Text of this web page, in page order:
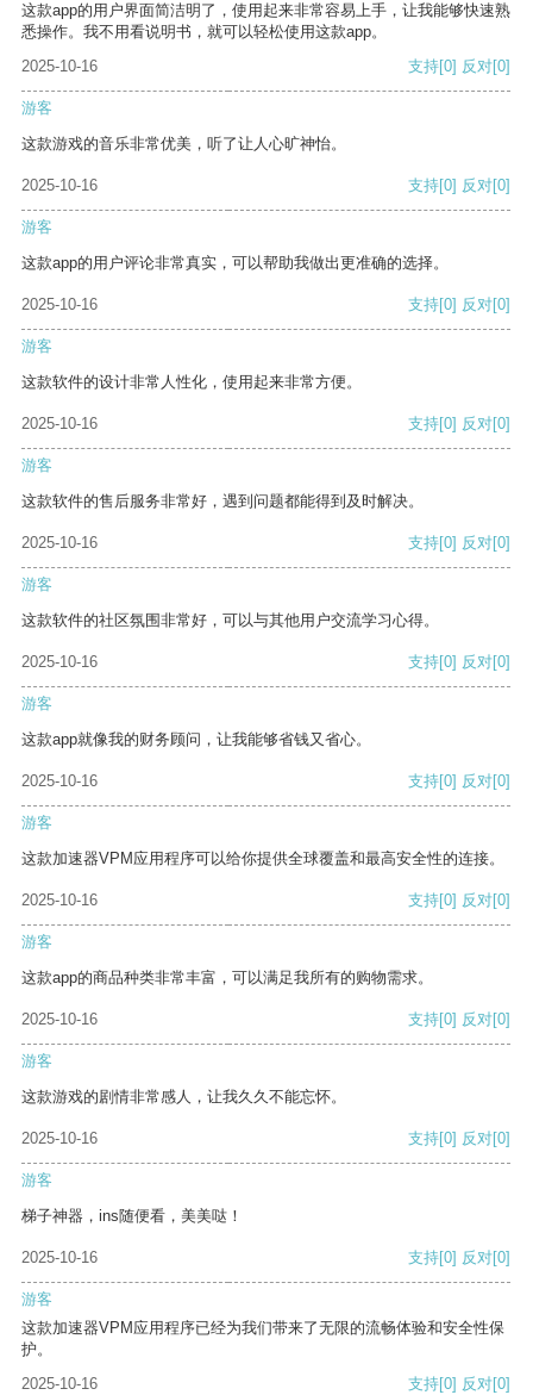
这款app的用户界面简洁明了，使用起来非常容易上手，让我能够快速熟
悉操作。我不用看说明书，就可以轻松使用这款app。
2025-10-16
支持[0] 反对[0]
游客
这款游戏的音乐非常优美，听了让人心旷神怡。
2025-10-16 支持[0] 反对[0]
游客
这款app的用户评论非常真实，可以帮助我做出更准确的选择。
2025-10-16 支持[0] 反对[0]
游客
这款软件的设计非常人性化，使用起来非常方便。
2025-10-16 支持[0] 反对[0]
游客
这款软件的售后服务非常好，遇到问题都能得到及时解决。
2025-10-16 支持[0] 反对[0]
游客
这款软件的社区氛围非常好，可以与其他用户交流学习心得。
2025-10-16 支持[0] 反对[0]
游客
这款app就像我的财务顾问，让我能够省钱又省心。
2025-10-16 支持[0] 反对[0]
游客
这款加速器VPM应用程序可以给你提供全球覆盖和最高安全性的连接。
2025-10-16 支持[0] 反对[0]
游客
这款app的商品种类非常丰富，可以满足我所有的购物需求。
2025-10-16 支持[0] 反对[0]
游客
这款游戏的剧情非常感人，让我久久不能忘怀。
2025-10-16 支持[0] 反对[0]
游客
梯子神器，ins随便看，美美哒！
2025-10-16 支持[0] 反对[0]
游客
这款加速器VPM应用程序已经为我们带来了无限的流畅体验和安全性保
护。
2025-10-16
支持[0] 反对[0]